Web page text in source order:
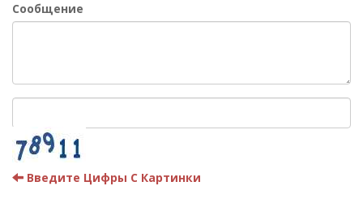
Сообщение
Введите Цифры С Картинки